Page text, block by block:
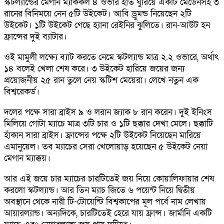
রানের বিনিময়ে নেন ৫টি উইকেট। আবি ড্রুমন্ড নিয়েছেন ২টি
উইকেট। ১টি উইকেট গেছে হ্যানা রেইনির ঝুলিতে। রান-আউট হন
ফ্রান্সের দুই ব্যাটার।
ওই মামুলী লক্ষ্যে ব্যাট করতে নেমে স্কটল্যান্ড মাত্র ২.২ ওভারে, অর্থাৎ
১৪ বলেই খেলা শেষ করে। ৩ উইকেট হারিয়ে জয়ের জন্য
প্রয়োজনীয় ২৫ রান তুলে নেয় স্কটিশ মেয়েরা। লেখে নতুন এক
বিশ্বরেকর্ড।
দলের পক্ষে সারা ব্রাইস ৯ ও লরান জ্যাক ৮ রান করেন। দুই ইনিংস
মিলিয়ে গোটা ম্যাচে মাত্র ৩টি চার ও ১টি ছক্কার দেখা মেলে। ছক্কাটি
হাঁকান সারা ব্রাইস। ফ্রান্সের পক্ষে ২টি উইকেট নিয়েছেন মারিয়ে
এমানুয়েল। তব ম্যাচের সেরা খেলোয়াড় হয়েছেন ৫ উইকেট নেয়া
মেগান ম্যাক্কয়।
আর এই জয়ে চার ম্যাচের চারটিতেই জয় নিয়ে কোয়ালিফায়ার শেষ
করলো স্কটল্যান্ড। আর তিন ম্যাচ জিতে ৬ পয়েন্ট নিয়ে দ্বিতীয়
অবস্থানে থেকে নারী টি-টোয়েন্টি বিশ্বকাপের মূল পর্বে নাম লেখায়
আয়ারল্যান্ড। অন্যদিকে, চারটিতেই হেরে যায় ফ্রান্স। জার্মানি একটি